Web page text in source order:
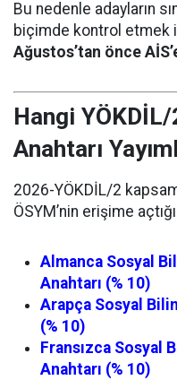
Bu nedenle adayların
biçimde kontrol etmek
Ağustos’tan önce
Hangi
Anahtarı
2026-YÖKDİL/2
ÖSYM’nin erişime
Almanca Sosyal
Anahtarı (% 10)
Arapça Sosyal
(% 10)
Fransızca Sosyal
Anahtarı (% 10)